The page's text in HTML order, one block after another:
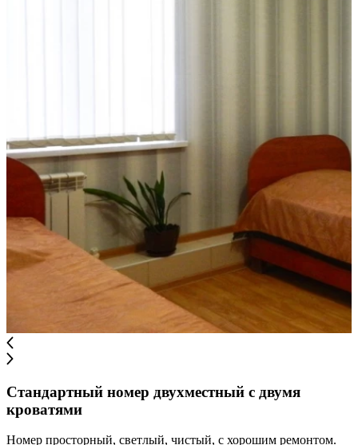
Стандартный номер двухместный c двумя
кроватями
Номер просторный, светлый, чистый, с хорошим ремонтом.